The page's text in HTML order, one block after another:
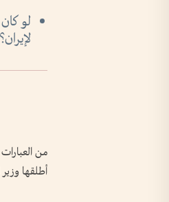
لو
لإيران؟
من
أطلقها